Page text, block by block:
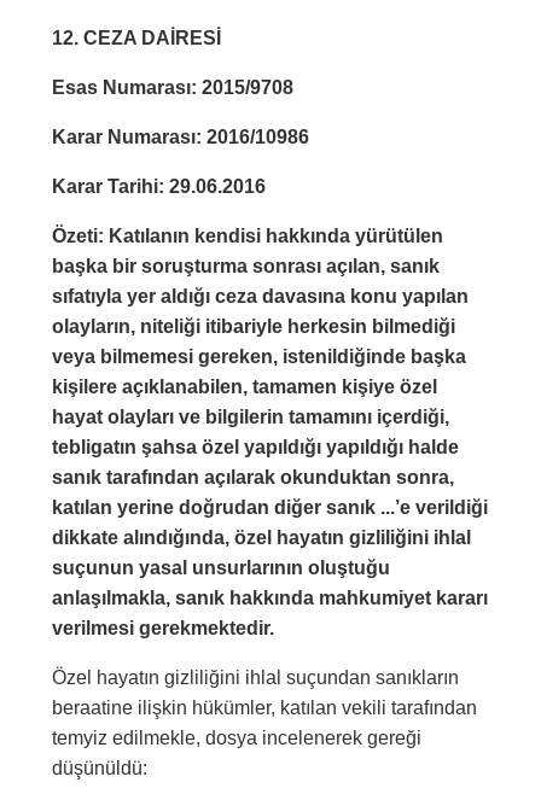
12. CEZA DAİRESİ
Esas Numarası: 2015/9708
Karar Numarası: 2016/10986
Karar Tarihi: 29.06.2016
Özeti: Katılanın kendisi hakkında yürütülen
başka bir soruşturma sonrası açılan, sanık
sıfatıyla yer aldığı ceza davasına konu yapılan
olayların, niteliği itibariyle herkesin bilmediği
veya bilmemesi gereken, istenildiğinde başka
kişilere açıklanabilen, tamamen kişiye özel
hayat olayları ve bilgilerin tamamını içerdiği,
tebligatın şahsa özel yapıldığı yapıldığı halde
sanık tarafından açılarak okunduktan sonra,
katılan yerine doğrudan diğer sanık ...’e verildiği
dikkate alındığında, özel hayatın gizliliğini ihlal
suçunun yasal unsurlarının oluştuğu
anlaşılmakla, sanık hakkında mahkumiyet kararı
verilmesi gerekmektedir.
Özel hayatın gizliliğini ihlal suçundan sanıkların
beraatine ilişkin hükümler, katılan vekili tarafından
temyiz edilmekle, dosya incelenerek gereği
düşünüldü: